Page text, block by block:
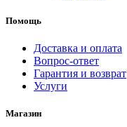
Помощь
Доставка и оплата
Вопрос-ответ
Гарантия и возврат
Услуги
Магазин